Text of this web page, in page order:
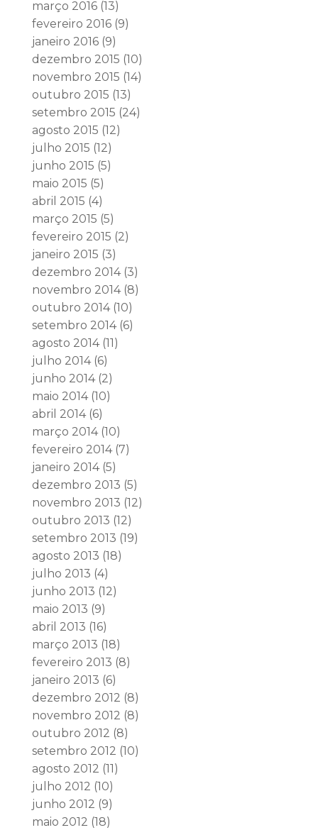
março 2016(13)
fevereiro 2016(9)
janeiro 2016(9)
dezembro 2015 (10)
novembro 2015 (14)
outubro 2015 (13)
setembro 2015 (24)
agosto 2015 (12)
julho 2015 (12)
junho 2015 (5)
maio 2015 (5)
abril 2015 (4)
março 2015 (5)
fevereiro 2015 (2)
janeiro 2015 (3)
dezembro 2014(3)
novembro 2014(8)
outubro 2014(10)
setembro 2014(6)
agosto 2014(11)
julho 2014(6)
junho 2014(2)
maio 2014(10)
abril 2014(6)
março 2014(10)
fevereiro 2014(7)
janeiro 2014(5)
dezembro 2013 (5)
novembro 2013 (12)
outubro 2013 (12)
setembro 2013 (19)
agosto 2013 (18)
julho 2013 (4)
junho 2013 (12)
maio 2013 (9)
abril 2013 (16)
março 2013 (18)
fevereiro 2013 (8)
janeiro 2013 (6)
dezembro 2012 (8)
novembro 2012 (8)
outubro 2012 (8)
setembro 2012 (10)
agosto 2012 (11)
julho 2012 (10)
junho 2012 (9)
maio 2012 (18)